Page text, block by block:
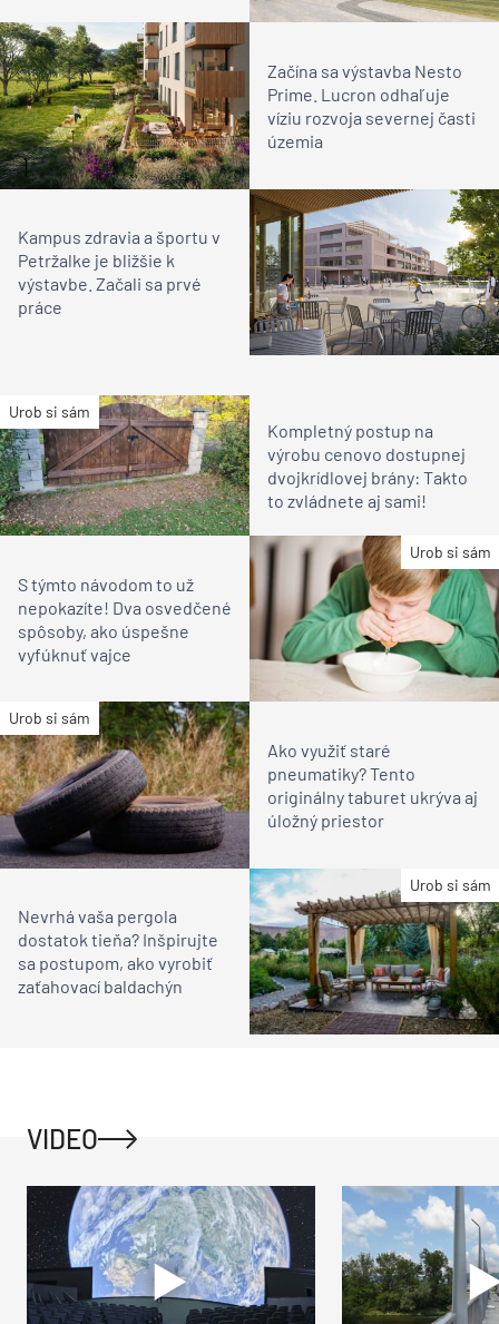
Začína sa výstavba Nesto
Prime. Lucron odhaľuje
víziu rozvoja severnej časti
územia
Kampus zdravia a športu v
Petržalke je bližšie k
výstavbe. Začali sa prvé
práce
Urob si sám
Kompletný postup na
výrobu cenovo dostupnej
dvojkrídlovej brány: Takto
to zvládnete aj sami!
Urob si sám
S týmto návodom to už
nepokazíte! Dva osvedčené
spôsoby, ako úspešne
vyfúknuť vajce
Urob si sám
Ako využiť staré
pneumatiky? Tento
originálny taburet ukrýva aj
úložný priestor
Urob si sám
Nevrhá vaša pergola
dostatok tieňa? Inšpirujte
sa postupom, ako vyrobiť
zaťahovací baldachýn
VIDEO